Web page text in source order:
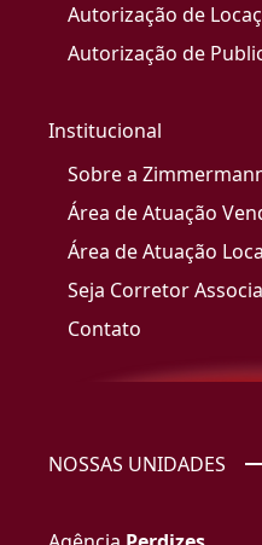
Autorização de
Autorização de
Institucional
Sobre a
Área de Atuação
Área de Atuação
Seja Corretor
Contato
NOSSAS UNIDADES